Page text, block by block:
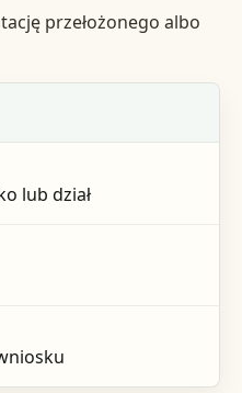
przełożonego albo
lub dział